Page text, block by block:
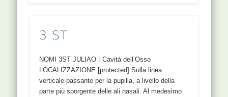
3 ST
NOMI 3ST JULIAO : Cavità dell’Osso
LOCALIZZAZIONE [protected] Sulla linea
verticale passante per la pupilla, a livello della
parte più sporgente delle ali nasali. Al medesimo